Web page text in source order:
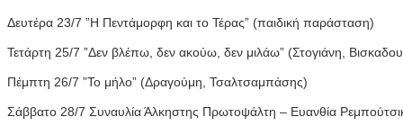
Δευτέρα 23/7 ”Η Πεντάμορφη και το Τέρας” (παιδική παράσταση)
Τετάρτη 25/7 ”Δεν βλέπω, δεν ακούω, δεν μιλάω” (Στογιάνη,
Πέμπτη 26/7 ”Το μήλο” (Δραγούμη, Τσαλτσαμπάσης)
Σάββατο 28/7 Συναυλία Άλκηστης Πρωτοψάλτη – Ευανθία